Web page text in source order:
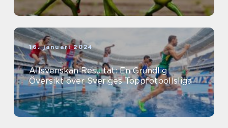
16. januari 2024
Allsvenskan Resultat: En Grundlig
Översikt över Sveriges Toppfotbollsliga